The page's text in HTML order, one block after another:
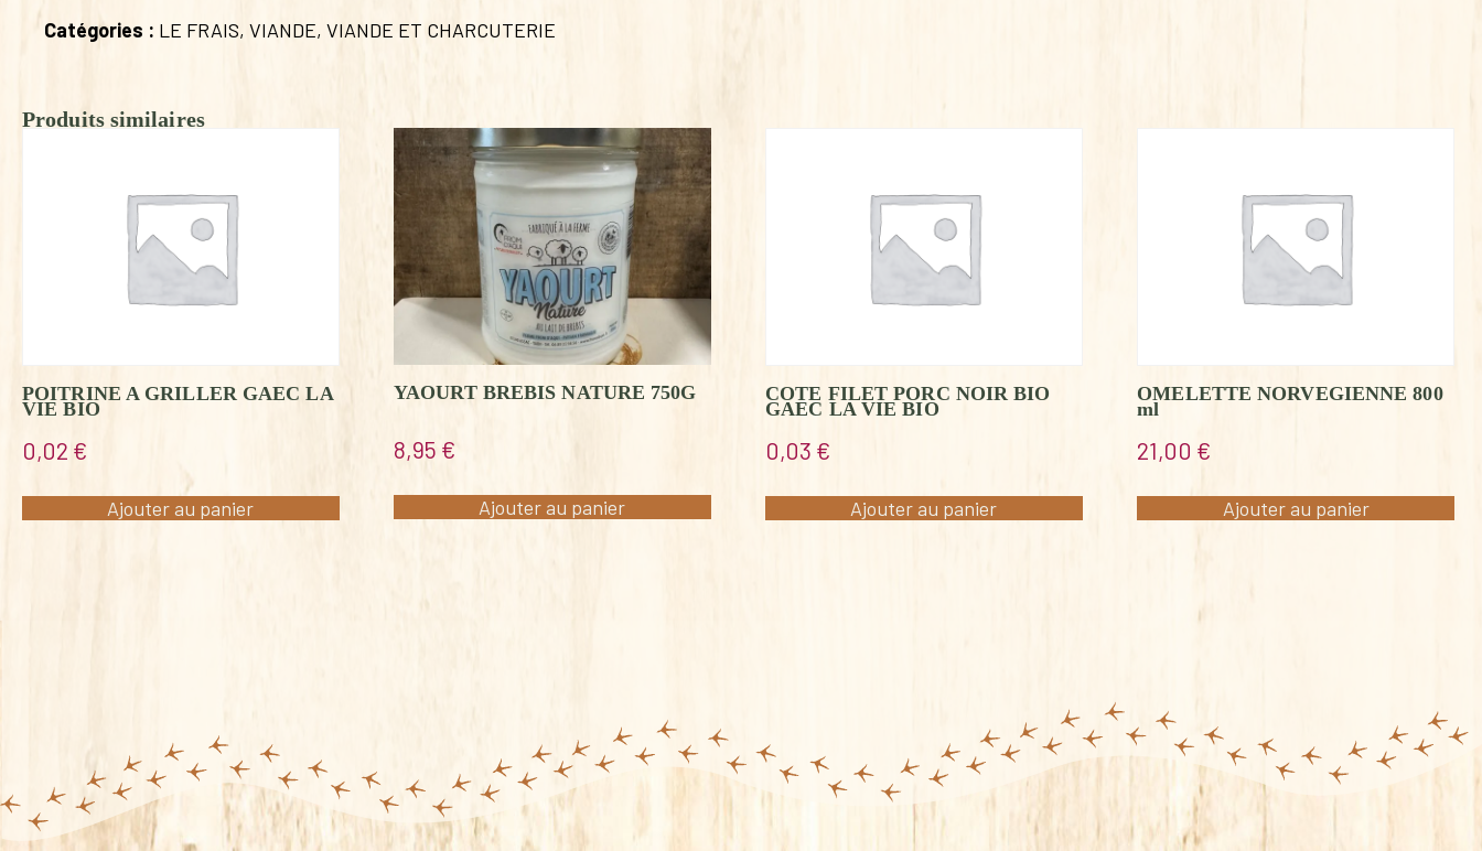
Catégories : LE FRAIS, VIANDE, VIANDE ET CHARCUTERIE
Produits similaires
POITRINE A GRILLER GAEC LA
VIE BIO
0,02 €
Ajouter au panier
YAOURT BREBIS NATURE 750G
8,95 €
Ajouter au panier
COTE FILET PORC NOIR BIO
GAEC LA VIE BIO
0,03 €
Ajouter au panier
OMELETTE NORVEGIENNE 800
ml
21,00 €
Ajouter au panier